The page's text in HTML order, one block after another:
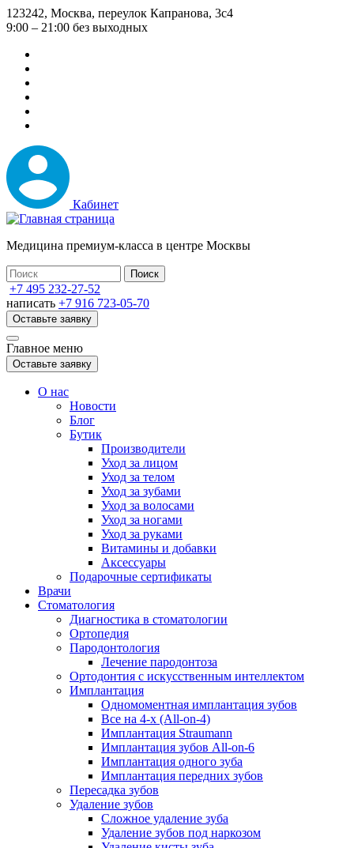
Перейти
к
содержанию
123242, Москва, переулок Капранова, 3с4
9:00 – 21:00 без выходных
Кабинет
Медицина премиум-класса в центре Москвы
+7 495 232-27-52
написать +7 916 723-05-70
Оставьте заявку
Главное меню
Оставьте заявку
О нас
Новости
Блог
Бутик
Производители
Уход за лицом
Уход за телом
Уход за зубами
Уход за волосами
Уход за ногами
Уход за руками
Витамины и добавки
Аксессуары
Подарочные сертификаты
Врачи
Стоматология
Диагностика в стоматологии
Ортопедия
Пародонтология
Лечение пародонтоза
Ортодонтия с искусственным интеллектом
Имплантация
Одномоментная имплантация зубов
Все на 4-х (All-on-4)
Имплантация Straumann
Имплантация зубов All-on-6
Имплантация одного зуба
Имплантация передних зубов
Пересадка зубов
Удаление зубов
Сложное удаление зуба
Удаление зубов под наркозом